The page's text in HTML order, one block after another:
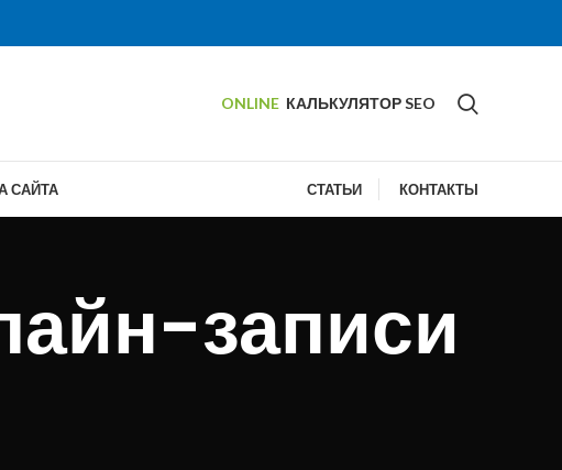
ONLINE КАЛЬКУЛЯТОР SEO
САЙТА СТАТЬИ КОНТАКТЫ
записи